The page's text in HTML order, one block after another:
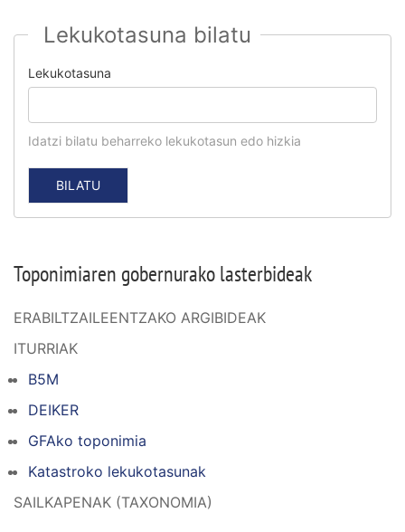
Lekukotasuna bilatu
Lekukotasuna
Idatzi bilatu beharreko lekukotasun edo hizkia
Toponimiaren gobernurako lasterbideak
ERABILTZAILEENTZAKO ARGIBIDEAK
ITURRIAK
B5M
DEIKER
GFAko toponimia
Katastroko lekukotasunak
SAILKAPENAK (TAXONOMIA)